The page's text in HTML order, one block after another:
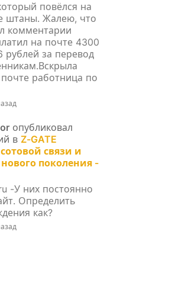
повёлся на
штаны. Жалею, что
комментарии
на почте 4300
рублей за перевод
работница по
опубликовал
в Z-GATE
связи и
поколения -
-У них постоянно
Определить
как?